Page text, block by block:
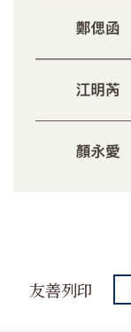
友善列印